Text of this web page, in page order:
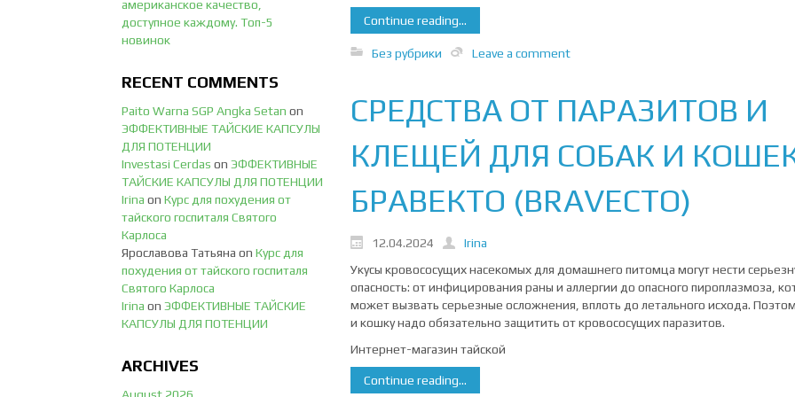
американское качество,
доступное каждому. Топ-5
новинок
RECENT COMMENTS
Paito Warna SGP Angka Setan on
ЭФФЕКТИВНЫЕ ТАЙСКИЕ КАПСУЛЫ
ДЛЯ ПОТЕНЦИИ
Investasi Cerdas on ЭФФЕКТИВНЫЕ
ТАЙСКИЕ КАПСУЛЫ ДЛЯ ПОТЕНЦИИ
Irina on Курс для похудения от
тайского госпиталя Святого
Карлоса
Ярославова Татьяна on Курс для
похудения от тайского госпиталя
Святого Карлоса
Irina on ЭФФЕКТИВНЫЕ ТАЙСКИЕ
КАПСУЛЫ ДЛЯ ПОТЕНЦИИ
ARCHIVES
Continue reading...
Без рубрики Leave a comment
СРЕДСТВА ОТ ПАРАЗИТОВ И
КЛЕЩЕЙ ДЛЯ СОБАК И
БРАВЕКТО (BRAVECTO)
12.04.2024
Irina
Укусы кровососущих насекомых для домашнего питомца могут нести
опасность: от инфицирования раны и аллергии до опасного пироплазмоза,
может вызвать серьезные осложнения, вплоть до летального исхода.
и кошку надо обязательно защитить от кровососущих паразитов.
Интернет-магазин тайской
Continue reading...